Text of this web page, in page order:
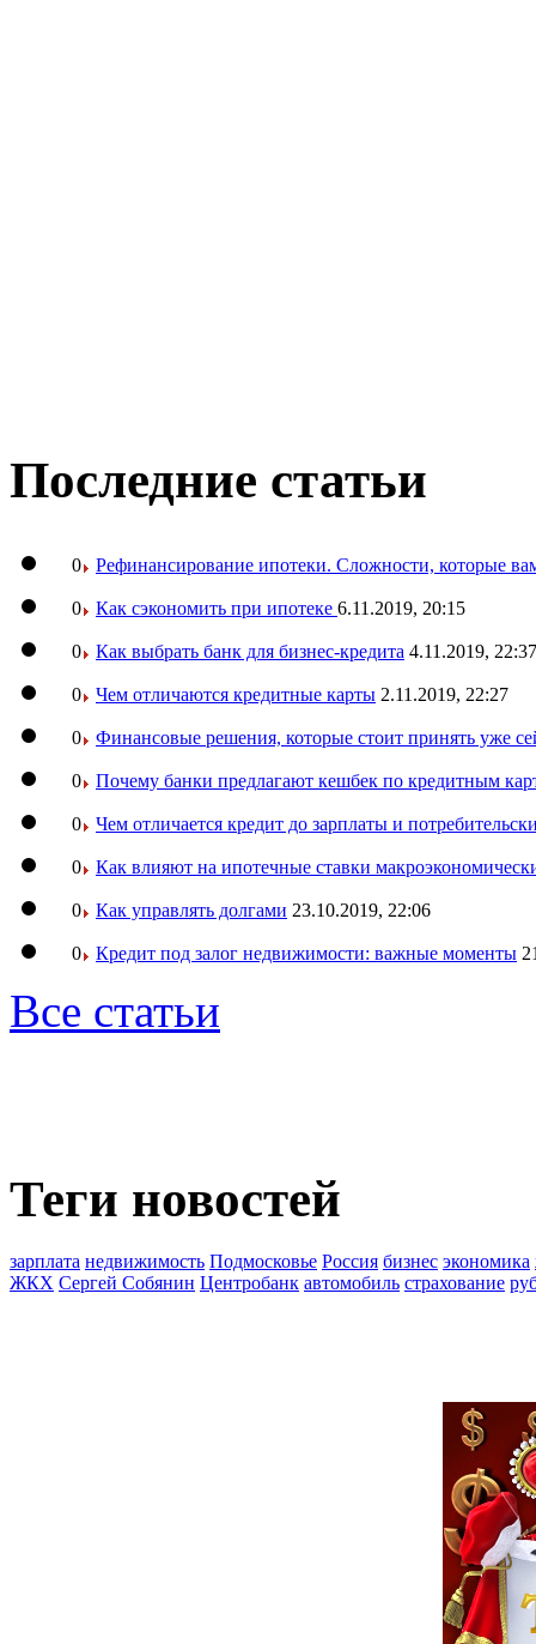
Последние статьи
0 Рефинансирование ипотеки. Сложности, которые
0 Как сэкономить при ипотеке 6.11.2019, 20:15
0 Как выбрать банк для бизнес-кредита 4.11.2019, 22:37
0 Чем отличаются кредитные карты 2.11.2019, 22:27
0 Финансовые решения, которые стоит принять уже
0 Почему банки предлагают кешбек по кредитным
0 Чем отличается кредит до зарплаты и
0 Как влияют на ипотечные ставки
0 Как управлять долгами 23.10.2019, 22:06
0 Кредит под залог недвижимости: важные моменты
Все статьи
Теги новостей
зарплата недвижимость Подмосковье Россия бизнес экономика
ЖКХ Сергей Собянин Центробанк автомобиль страхование